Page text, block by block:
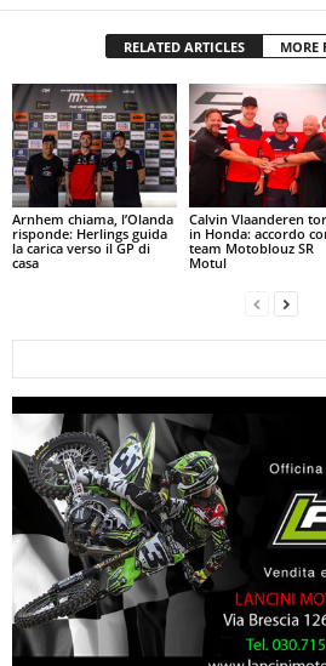
RELATED ARTICLES MORE
Arnhem chiama, l’Olanda
risponde: Herlings guida
la carica verso il GP di
casa
Calvin Vlaanderen
in Honda: accordo
team Motoblouz SR
Motul